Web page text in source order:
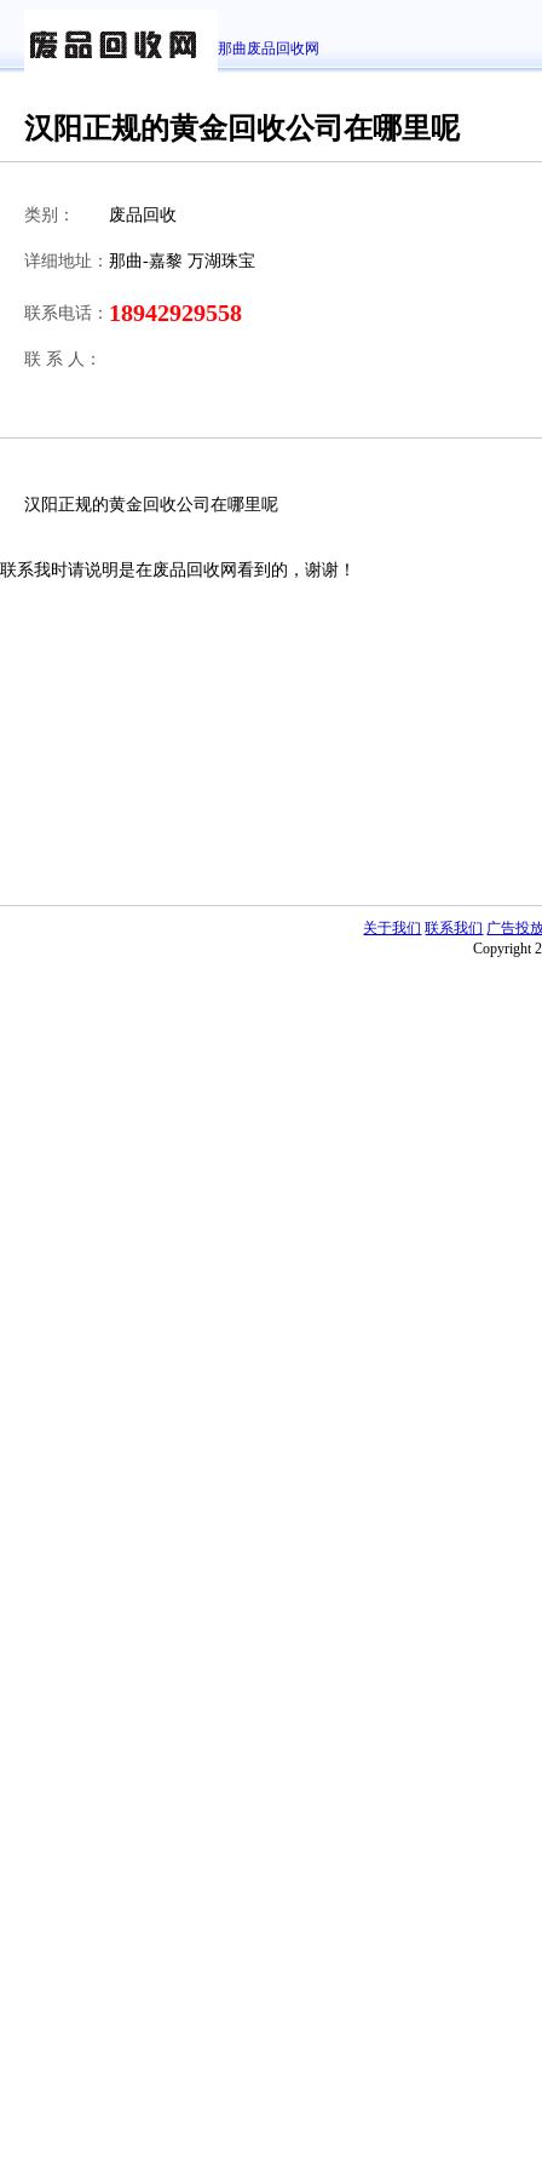
那曲废品回收网
汉阳正规的黄金回收公司在哪里呢
类别： 废品回收
详细地址： 那曲-嘉黎 万湖珠宝
联系电话： 18942929558
联 系 人：
汉阳正规的黄金回收公司在哪里呢
联系我时请说明是在废品回收网看到的，谢谢！
关于我们 联系我们 广告投
Copyright